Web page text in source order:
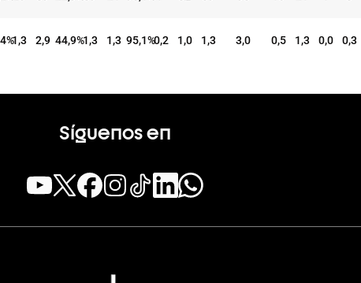
%1,3 2,9 44,9%1,3 1,3 95,1%0,2 1,0 1,3 3,0 0,5 1,3 0,0 0,3
Síguenos en